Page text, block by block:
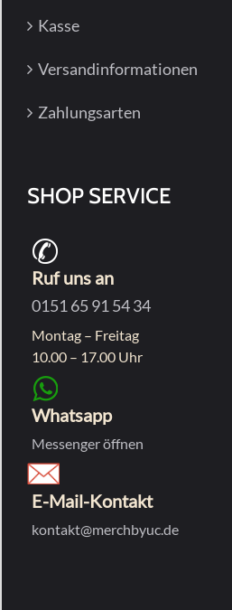
Kasse
Versandinformationen
Zahlungsarten
SHOP SERVICE
Ruf uns an
0151 65 91 54 34
Montag – Freitag
10.00 – 17.00 Uhr
Whatsapp
Messenger öffnen
E-Mail-Kontakt
kontakt@merchbyuc.de